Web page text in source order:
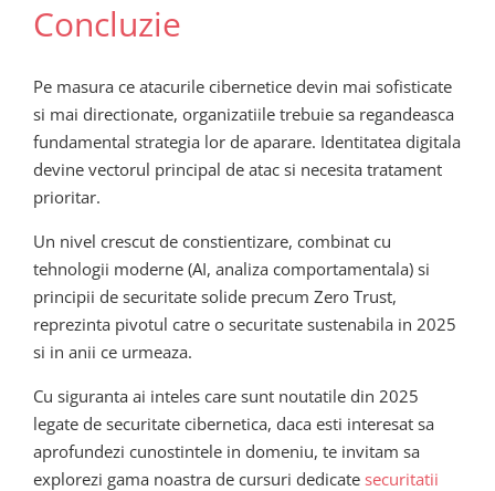
Concluzie
Pe masura ce atacurile cibernetice devin mai sofisticate
si mai directionate, organizatiile trebuie sa regandeasca
fundamental strategia lor de aparare. Identitatea digitala
devine vectorul principal de atac si necesita tratament
prioritar.
Un nivel crescut de constientizare, combinat cu
tehnologii moderne (AI, analiza comportamentala) si
principii de securitate solide precum Zero Trust,
reprezinta pivotul catre o securitate sustenabila in 2025
si in anii ce urmeaza.
Cu siguranta ai inteles care sunt noutatile din 2025
legate de securitate cibernetica, daca esti interesat sa
aprofundezi cunostintele in domeniu, te invitam sa
explorezi gama noastra de cursuri dedicate securitatii